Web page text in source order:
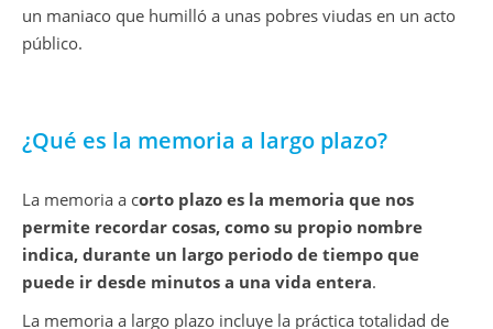
un maniaco que humilló a unas pobres viudas en un acto
público.
¿Qué es la memoria a largo plazo?
La memoria a corto plazo es la memoria que nos
permite recordar cosas, como su propio nombre
indica, durante un largo periodo de tiempo que
puede ir desde minutos a una vida entera.
La memoria a largo plazo incluye la práctica totalidad de